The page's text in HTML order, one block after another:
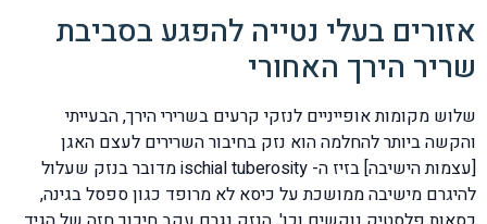
אזורים בעלי נטייה להפגע בסביבת
שריר הירך האחורי
שלוש מקומות אופייניים לנזקי קרעים בשרירי הירך, הבעייתי
והקשה ביותר להחלמה הוא נזק בחיבור השרירים לעצם האגן
[עצמות הישיבה] בזיז ה- ischial tuberosity מדובר בנזק שעלול
להיגרם מישיבה ממושכת על כיסא לא מרופד כגון ספסל בגינה,